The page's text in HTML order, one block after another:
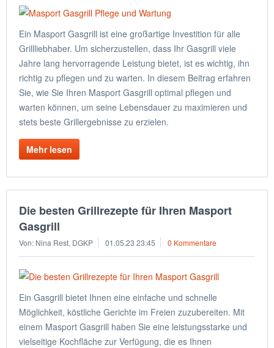
Ein Masport Gasgrill ist eine großartige Investition für alle
Grillliebhaber. Um sicherzustellen, dass Ihr Gasgrill viele
Jahre lang hervorragende Leistung bietet, ist es wichtig, ihn
richtig zu pflegen und zu warten. In diesem Beitrag erfahren
Sie, wie Sie Ihren Masport Gasgrill optimal pflegen und
warten können, um seine Lebensdauer zu maximieren und
stets beste Grillergebnisse zu erzielen.
Mehr lesen
Die besten Grillrezepte für Ihren Masport
Gasgrill
Von: Nina Rest, DGKP 01.05.23 23:45 0 Kommentare
Ein Gasgrill bietet Ihnen eine einfache und schnelle
Möglichkeit, köstliche Gerichte im Freien zuzubereiten. Mit
einem Masport Gasgrill haben Sie eine leistungsstarke und
vielseitige Kochfläche zur Verfügung, die es Ihnen